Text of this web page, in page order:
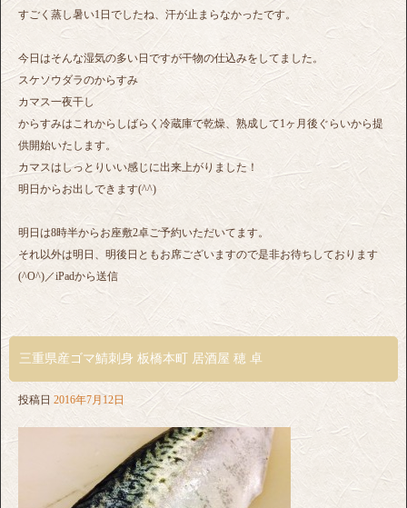
すごく蒸し暑い1日でしたね、汗が止まらなかったです。
今日はそんな湿気の多い日ですが干物の仕込みをしてました。
スケソウダラのからすみ
カマス一夜干し
からすみはこれからしばらく冷蔵庫で乾燥、熟成して1ヶ月後ぐらいから提
供開始いたします。
カマスはしっとりいい感じに出来上がりました！
明日からお出しできます(^^)
明日は8時半からお座敷2卓ご予約いただいてます。
それ以外は明日、明後日ともお席ございますので是非お待ちしております
(^O^)／iPadから送信
三重県産ゴマ鯖刺身 板橋本町 居酒屋 穂 卓
投稿日 2016年7月12日